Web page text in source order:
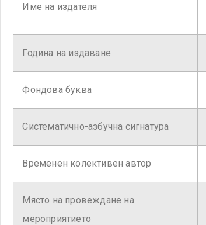
Име на издателя
Година на издаване
Фондова буква
Систематично-азбучна сигнатура
Временен колективен автор
Място на провеждане на
мероприятието